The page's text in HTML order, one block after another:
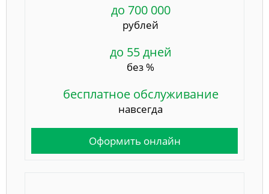
до 700 000
рублей
до 55 дней
без %
бесплатное обслуживание
навсегда
Оформить онлайн